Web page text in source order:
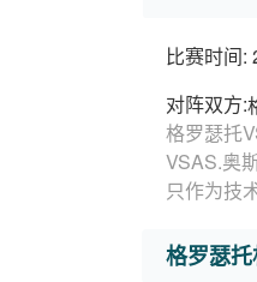
比赛时间:
对阵双方:
格罗瑟托
VSAS.奥
只作为技
格罗瑟